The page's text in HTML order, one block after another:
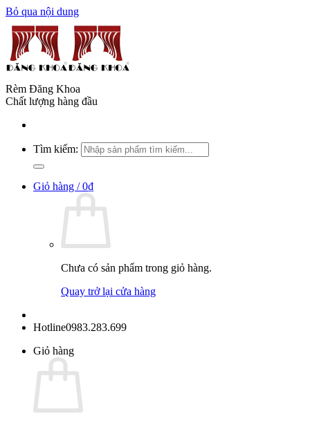
Bỏ qua nội dung
Rèm Đăng Khoa
Chất lượng hàng đầu
Tìm kiếm:
Giỏ hàng /0₫
Chưa có sản phẩm trong giỏ hàng.
Quay trở lại cửa hàng
Hotline0983.283.699
Giỏ hàng